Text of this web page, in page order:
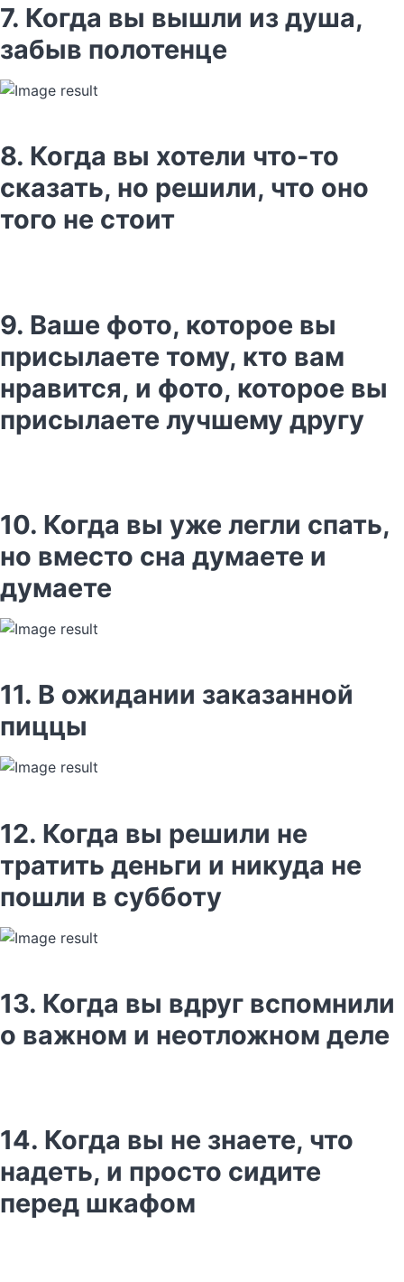
7. Когда вы вышли из душа,
забыв полотенце
8. Когда вы хотели что-то
сказать, но решили, что оно
того не стоит
9. Ваше фото, которое вы
присылаете тому, кто вам
нравится, и фото, которое вы
присылаете лучшему другу
10. Когда вы уже легли спать,
но вместо сна думаете и
думаете
11. В ожидании заказанной
пиццы
12. Когда вы решили не
тратить деньги и никуда не
пошли в субботу
13. Когда вы вдруг вспомнили
о важном и неотложном деле
14. Когда вы не знаете, что
надеть, и просто сидите
перед шкафом